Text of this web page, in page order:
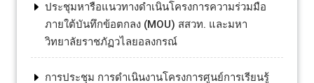
ประชุมหารือแนวทางดำเนินโครงการความร่วมมือ
ภายใต้บันทึกข้อตกลง (MOU) สสวท. และมหา
วิทยาลัยราชภัฏวไลยอลงกรณ์
การประชุม การดำเนินงานโครงการศูนย์การเรียนรู้